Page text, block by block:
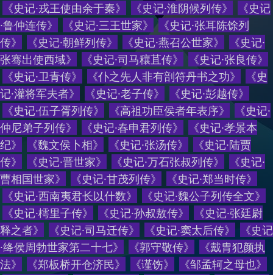
《史记·戎王使由余于秦》 《史记·淮阴候列传》 《史记
·鲁仲连传》 《史记·三王世家》 《史记·张耳陈馀列
传》 《史记·朝鲜列传》 《史记·燕召公世家》 《史记·
张骞出使西域》 《史记·司马穰苴传》 《史记·张良传》
《史记·卫青传》 《仆之先人非有剖符丹书之功》 《史
记·灌将军夫者》 《史记·老子传》 《史记·彭越传》
《史记·伍子胥列传》 《高祖功臣侯者年表序》 《史记·
仲尼弟子列传》 《史记·春申君列传》 《史记·孝景本
纪》 《魏文侯卜相》 《史记·张汤传》 《史记·陆贾
传》 《史记·晋世家》 《史记·万石张叔列传》 《史记·
曹相国世家》 《史记·甘茂列传》 《史记·郑当时传》
《史记·西南夷君长以什数》 《史记·魏公子列传全文》
《史记·樗里子传》 《史记·孙叔敖传》 《史记·张廷尉
释之者》 《史记·司马迁传》 《史记·窦太后传》 《史记
·绛侯周勃世家第二十七》 《郭守敬传》 《戴胄犯颜执
法》 《郑板桥开仓济民》 《谨饬》 《邹孟轲之母也》